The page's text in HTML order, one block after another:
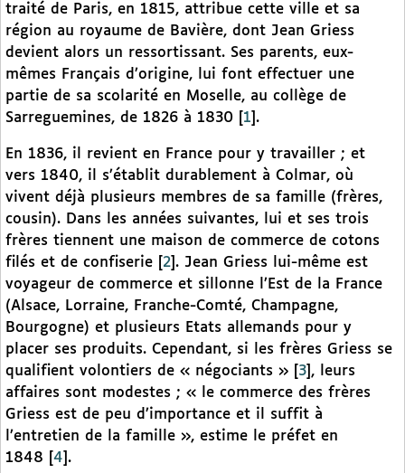
traité de Paris, en 1815, attribue cette ville et sa
région au royaume de Bavière, dont Jean Griess
devient alors un ressortissant. Ses parents, eux-
mêmes Français d’origine, lui font effectuer une
partie de sa scolarité en Moselle, au collège de
Sarreguemines, de 1826 à 1830
1 .
En 1836, il revient en France pour y travailler ; et
vers 1840, il s’établit durablement à Colmar, où
vivent déjà plusieurs membres de sa famille (frères,
cousin). Dans les années suivantes, lui et ses trois
frères tiennent une maison de commerce de cotons
filés et de confiserie
2 . Jean Griess lui-même est
voyageur de commerce et sillonne l’Est de la France
(Alsace, Lorraine, Franche-Comté, Champagne,
Bourgogne) et plusieurs Etats allemands pour y
placer ses produits. Cependant, si les frères Griess se
qualifient volontiers de « négociants »
3 , leurs
affaires sont modestes ; « le commerce des frères
Griess est de peu d’importance et il suffit à
l’entretien de la famille », estime le préfet en
1848
4 .